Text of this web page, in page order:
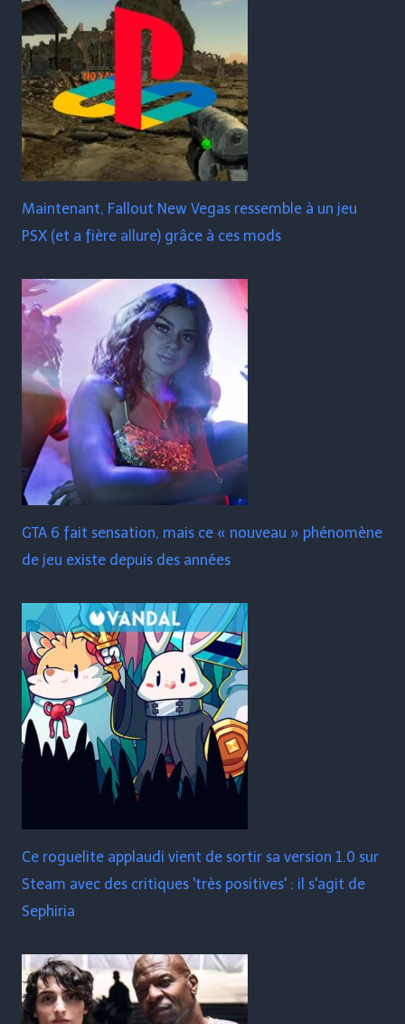
Maintenant, Fallout New Vegas ressemble à un jeu
PSX (et a fière allure) grâce à ces mods
GTA 6 fait sensation, mais ce « nouveau » phénomène
de jeu existe depuis des années
Ce roguelite applaudi vient de sortir sa version 1.0 sur
Steam avec des critiques 'très positives' : il s'agit de
Sephiria